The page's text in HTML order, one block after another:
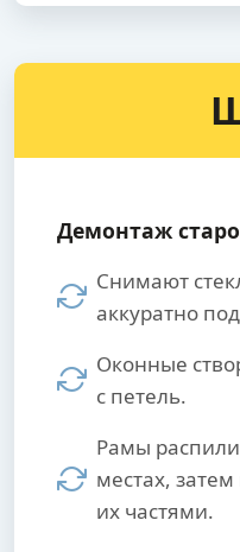
Демонтаж
Снимают
аккуратно
Оконные
с петель.
Рамы
местах,
их частями.